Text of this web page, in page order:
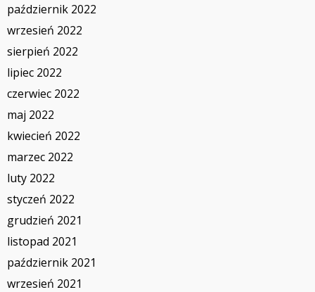
październik 2022
wrzesień 2022
sierpień 2022
lipiec 2022
czerwiec 2022
maj 2022
kwiecień 2022
marzec 2022
luty 2022
styczeń 2022
grudzień 2021
listopad 2021
październik 2021
wrzesień 2021